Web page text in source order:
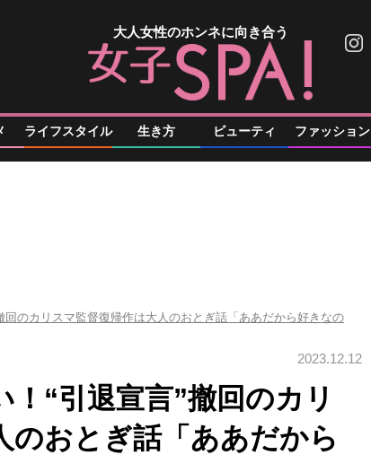
大人女性のホンネに向き合う
ライフスタイル 生き方 ビューティ ファッション
回のカリスマ監督復帰作は大人のおとぎ話「ああだから好きなの
2023.12.12
“引退宣言”撤回のカリ
のおとぎ話「ああだから